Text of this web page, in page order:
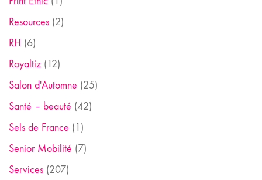
Resources (2)
RH (6)
Royaltiz (12)
Salon d'Automne (25)
Santé – beauté (42)
Sels de France (1)
Senior Mobilité (7)
Services (207)